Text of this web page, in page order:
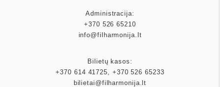
Administracija:
+370 526 65210
info@filharmonija.lt
Bilietų kasos:
+370 614 41725
+370 526 65233
bilietai@filharmonija.lt